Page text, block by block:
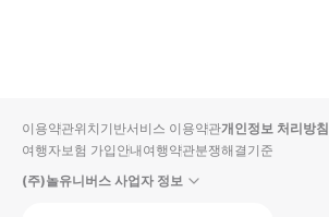
입니
다.
순
상
이용약관위치기반서비스 이용약관개인정보 처리방침
여행자보험 가입안내여행약관분쟁해결기준
(주)놀유니버스 사업자 정보